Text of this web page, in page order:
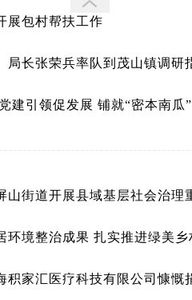
展包村帮扶工作
局长张荣兵率队到茂山镇调研
建引领促发展 铺就“密本南瓜
山街道开展县域基层社会治理
环境整治成果 扎实推进绿美乡
积家汇医疗科技有限公司慷